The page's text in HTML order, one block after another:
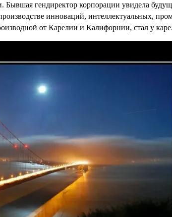
гендиректор корпорации увидела
инноваций, интеллектуальных,
от Карелии и Калифорнии, стал у